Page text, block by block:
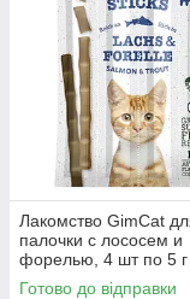
Лакомство GimCat
палочки с лососем и
форелью, 4 шт по 5 г
Готово до відправки